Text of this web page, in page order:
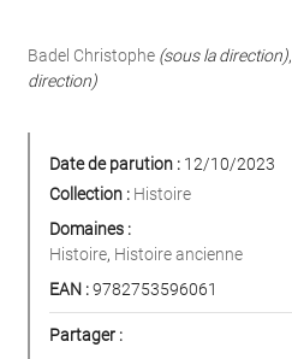
Badel Christophe (sous la direction),
direction)
Date de parution : 12/10/2023
Collection : Histoire
Domaines :
Histoire, Histoire ancienne
EAN :9782753596061
Partager :